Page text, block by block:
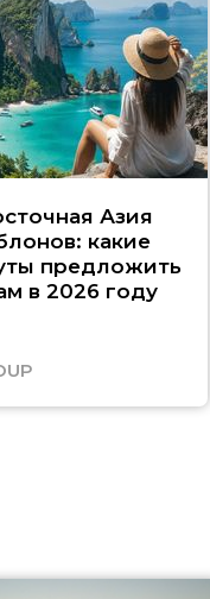
Азия
какие
предложить
в 2026 году